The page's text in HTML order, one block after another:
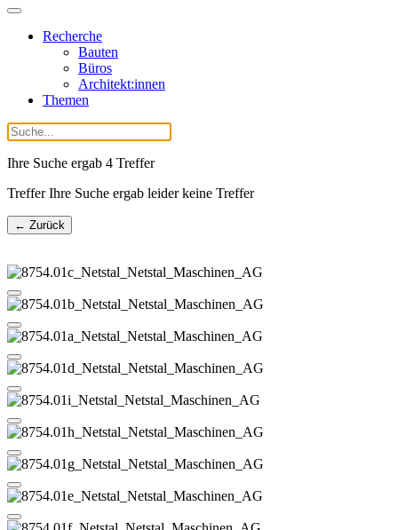
Recherche
Bauten
Büros
Architekt:innen
Themen
Ihre Suche ergab 4 Treffer
Treffer Ihre Suche ergab leider keine Treffer
← Zurück